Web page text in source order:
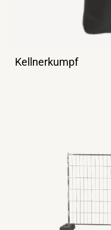
Kellnerkumpf